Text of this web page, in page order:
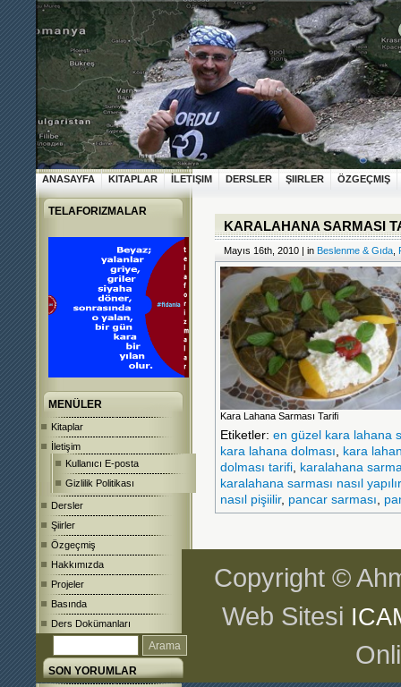
ANASAYFA KITAPLAR İLETIŞIM DERSLER ŞIIRLER ÖZGEÇMIŞ
TELAFORIZMALAR
MENÜLER
Kitaplar
İletişim
Kullanıcı E-posta
Gizlilik Politikası
Dersler
Şiirler
Özgeçmiş
Hakkımızda
Projeler
Basında
Ders Dokümanları
SON YORUMLAR
KARALAHANA SARMASI
Mayıs 16th, 2010 | in Beslenme & Gıda
Kara Lahana Sarması Tarifi
Etiketler: en güzel kara lahana
kara lahana dolması, kara
dolması tarifi, karalahana
karalahana sarması nasıl yapılır
nasıl pişiilir, pancar sarması,
Copyright ©
Web Sitesi